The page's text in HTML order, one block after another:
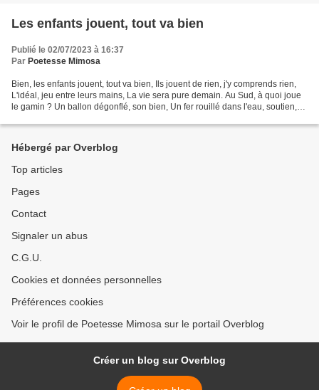
Les enfants jouent, tout va bien
Publié le 02/07/2023 à 16:37
Par Poetesse Mimosa
Bien, les enfants jouent, tout va bien, Ils jouent de rien, j'y comprends rien,
L'idéal, jeu entre leurs mains, La vie sera pure demain. Au Sud, à quoi joue
le gamin ? Un ballon dégonflé, son bien, Un fer rouillé dans l'eau, soutien,
Hébergé par Overblog
Top articles
Pages
Contact
Signaler un abus
C.G.U.
Cookies et données personnelles
Préférences cookies
Voir le profil de Poetesse Mimosa sur le portail Overblog
Créer un blog sur Overblog